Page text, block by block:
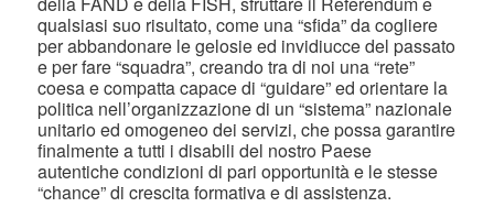
qualsiasi suo risultato, come una “sfida” da cogliere
per abbandonare le gelosie ed invidiucce del passato
e per fare “squadra”, creando tra di noi una “rete”
coesa e compatta capace di “guidare” ed orientare la
politica nell’organizzazione di un “sistema” nazionale
unitario ed omogeneo dei servizi, che possa garantire
finalmente a tutti i disabili del nostro Paese
autentiche condizioni di pari opportunità e le stesse
“chance” di crescita formativa e di assistenza.